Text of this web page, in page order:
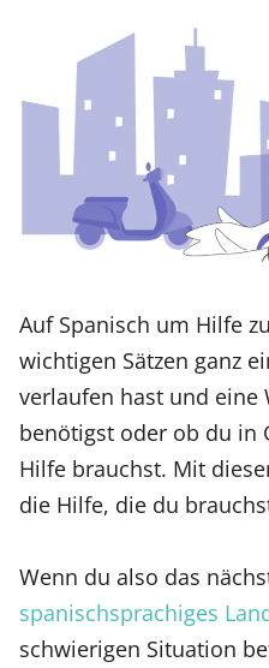
Auf Spanisch um Hilfe
wichtigen Sätzen ganz
verlaufen hast und eine
benötigst oder ob du in
Hilfe brauchst. Mit
die Hilfe, die du
Wenn du also das
spanischsprachiges
schwierigen Situation